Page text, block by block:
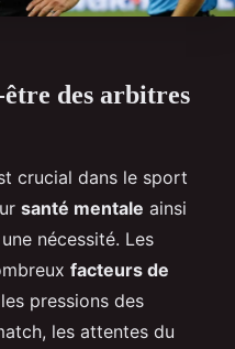
des arbitres
crucial dans le sport
santé mentale ainsi
nécessité. Les
facteurs de
pressions des
les attentes du